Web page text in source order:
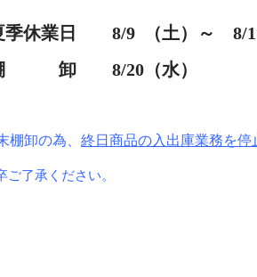
日 8/9 （土）
～ 8/
（水）
棚卸の為、 終日商品の入出庫業務を停
さい。